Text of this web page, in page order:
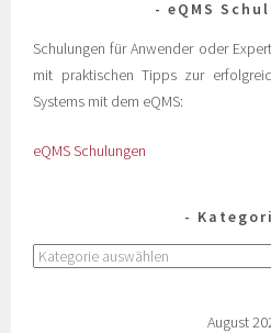
eQMS
Schulungen für Anwender oder
mit praktischen Tipps zur
Systems mit dem eQMS:
eQMS Schulungen
August